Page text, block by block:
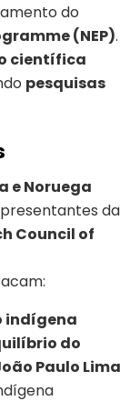
do
(NEP).
científica
pesquisas
e Noruega
da
Council of
indígena
do
Paulo Lima